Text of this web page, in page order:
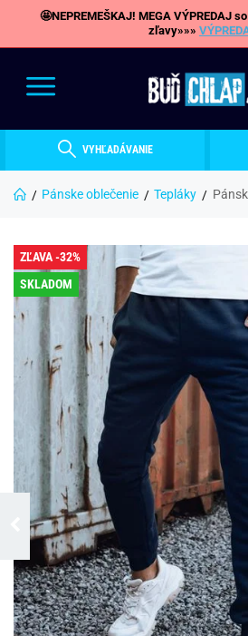
🤩NEPREMEŠKAJ! MEGA VÝPREDAJ
zľavy»»»
VYHĽADÁVANIE
Pánske oblečenie Tepláky
ZĽAVA -32%
SKLADOM